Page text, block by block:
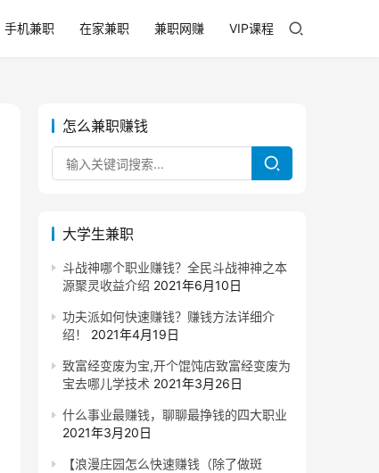
手机兼职 在家兼职 兼职网赚 VIP课程
怎么兼职赚钱
大学生兼职
斗战神哪个职业赚钱？全民斗战神神之本
源聚灵收益介绍 2021年6月10日
功夫派如何快速赚钱？赚钱方法详细介
绍！
2021年4月19日
致富经变废为宝,开个馄饨店致富经变废为
宝去哪儿学技术 2021年3月26日
什么事业最赚钱，聊聊最挣钱的四大职业
2021年3月20日
【浪漫庄园怎么快速赚钱（除了做斑